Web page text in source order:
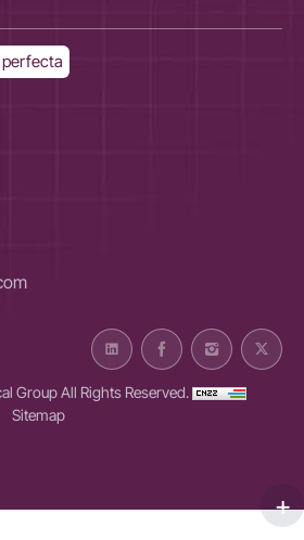
Group All Rights Reserved.
Sitemap